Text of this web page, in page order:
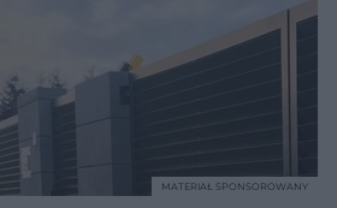
MATERIAŁ SPONSOROWANY